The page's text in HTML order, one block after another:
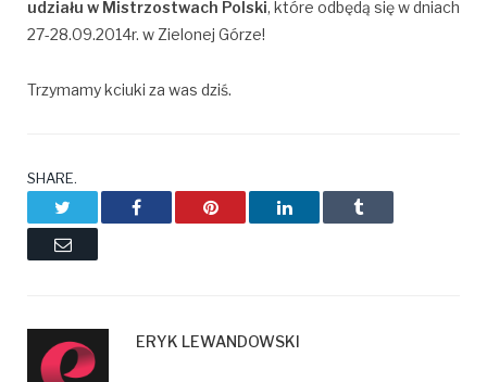
udziału w Mistrzostwach Polski, które odbędą się w dniach
27-28.09.2014r. w Zielonej Górze!
Trzymamy kciuki za was dziś.
SHARE.
TwitterFacebookPinterestLinkedInTumblr
Email
ERYK LEWANDOWSKI